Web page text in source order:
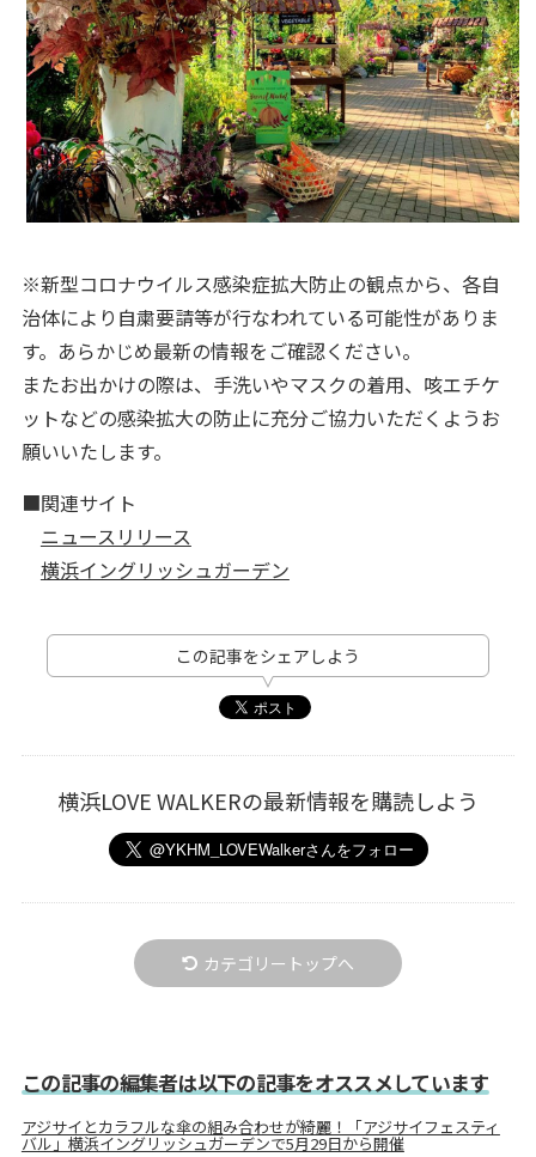
※新型コロナウイルス感染症拡大防止の観点から、各自
治体により自粛要請等が行なわれている可能性がありま
す。あらかじめ最新の情報をご確認ください。
またお出かけの際は、手洗いやマスクの着用、咳エチケ
ットなどの感染拡大の防止に充分ご協力いただくようお
願いいたします。
■関連サイト
ニュースリリース
横浜イングリッシュガーデン
この記事をシェアしよう
横浜LOVE WALKERの最新情報を購読しよう
カテゴリートップへ
この記事の編集者は以下の記事をオススメしています
アジサイとカラフルな傘の組み合わせが綺麗！「アジサイフェスティ
バル」横浜イングリッシュガーデンで5月29日から開催